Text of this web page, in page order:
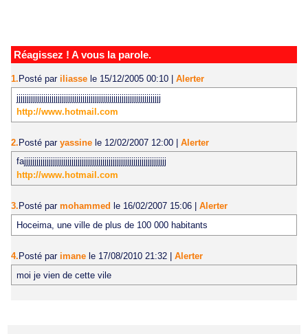
Réagissez ! A vous la parole.
1. Posté par iliasse le 15/12/2005 00:10
Alerter
jjjjjjjjjjjjjjjjjjjjjjjjjjjjjjjjjjjjjjjjjjjjjjjjjjjjjjjjjjjjjjjjjjjjjj
http://www.hotmail.com
2.Posté par yassine le 12/02/2007 12:00 | Alerter
fajjjjjjjjjjjjjjjjjjjjjjjjjjjjjjjjjjjjjjjjjjjjjjjjjjjjjjjjjjjjjjjjjjjjj
http://www.hotmail.com
3. Posté par mohammed le 16/02/2007 15:06
Alerter
Hoceima, une ville de plus de 100 000 habitants
4.Posté par imane le 17/08/2010 21:32 | Alerter
moi je vien de cette vile